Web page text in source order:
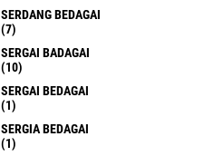
SERDANG BEDAGAI
(7)
SERGAI BADAGAI
(10)
SERGAI BEDAGAI
(1)
SERGIA BEDAGAI
(1)